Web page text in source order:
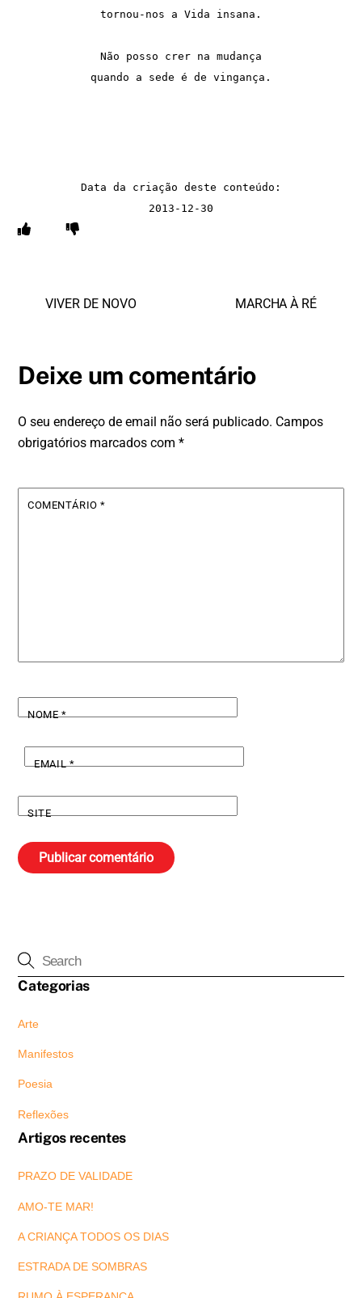
tornou-nos a Vida insana.
Não posso crer na mudança
quando a sede é de vingança.
Data da criação deste conteúdo:
2013-12-30
VIVER DE NOVO MARCHA À RÉ
Deixe um comentário
O seu endereço de email não será publicado. Campos
obrigatórios marcados com*
COMENTÁRIO*
NOME*
EMAIL*
SITE
Categorias
Arte
Manifestos
Poesia
Reflexões
Artigos recentes
PRAZO DE VALIDADE
AMO-TE MAR!
A CRIANÇA TODOS OS DIAS
ESTRADA DE SOMBRAS